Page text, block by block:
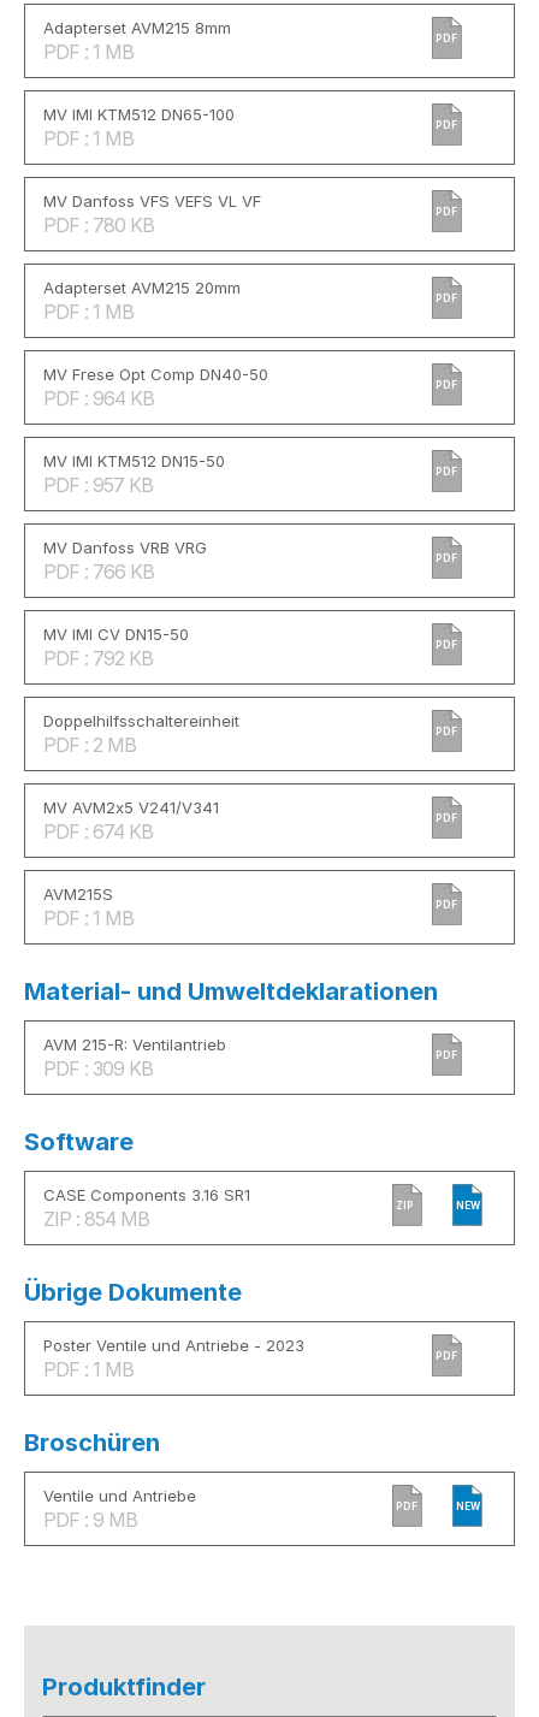
Adapterset AVM215 8mm
PDF : 1 MB
PDF
MV IMI KTM512 DN65-100
PDF : 1 MB
PDF
MV Danfoss VFS VEFS VL VF
PDF : 780 KB
PDF
Adapterset AVM215 20mm
PDF : 1 MB
PDF
MV Frese Opt Comp DN40-50
PDF : 964 KB
PDF
MV IMI KTM512 DN15-50
PDF : 957 KB
PDF
MV Danfoss VRB VRG
PDF : 766 KB
PDF
MV IMI CV DN15-50
PDF : 792 KB
PDF
Doppelhilfsschaltereinheit
PDF : 2 MB
PDF
MV AVM2x5 V241/V341
PDF : 674 KB
PDF
AVM215S
PDF : 1 MB
PDF
Material- und Umweltdeklarationen
AVM 215-R: Ventilantrieb
PDF : 309 KB
PDF
Software
CASE Components 3.16 SR1
ZIP : 854 MB
ZIP NEW
Übrige Dokumente
Poster Ventile und Antriebe - 2023
PDF : 1 MB
PDF
Broschüren
Ventile und Antriebe
PDF : 9 MB
PDF NEW
Produktfinder